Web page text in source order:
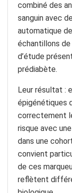
combiné des
sanguin avec
automatique
échantillons
d’étude
prédiabète.
Leur résultat :
épigénétiques
correctement
risque avec
dans une
convient
de ces
reflètent